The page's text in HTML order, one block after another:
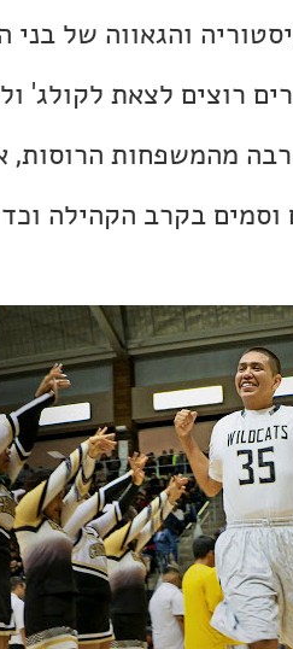
והגאווה של בני
רוצים לצאת לקולג'
מהמשפחות הרוסות,
בקרב הקהילה